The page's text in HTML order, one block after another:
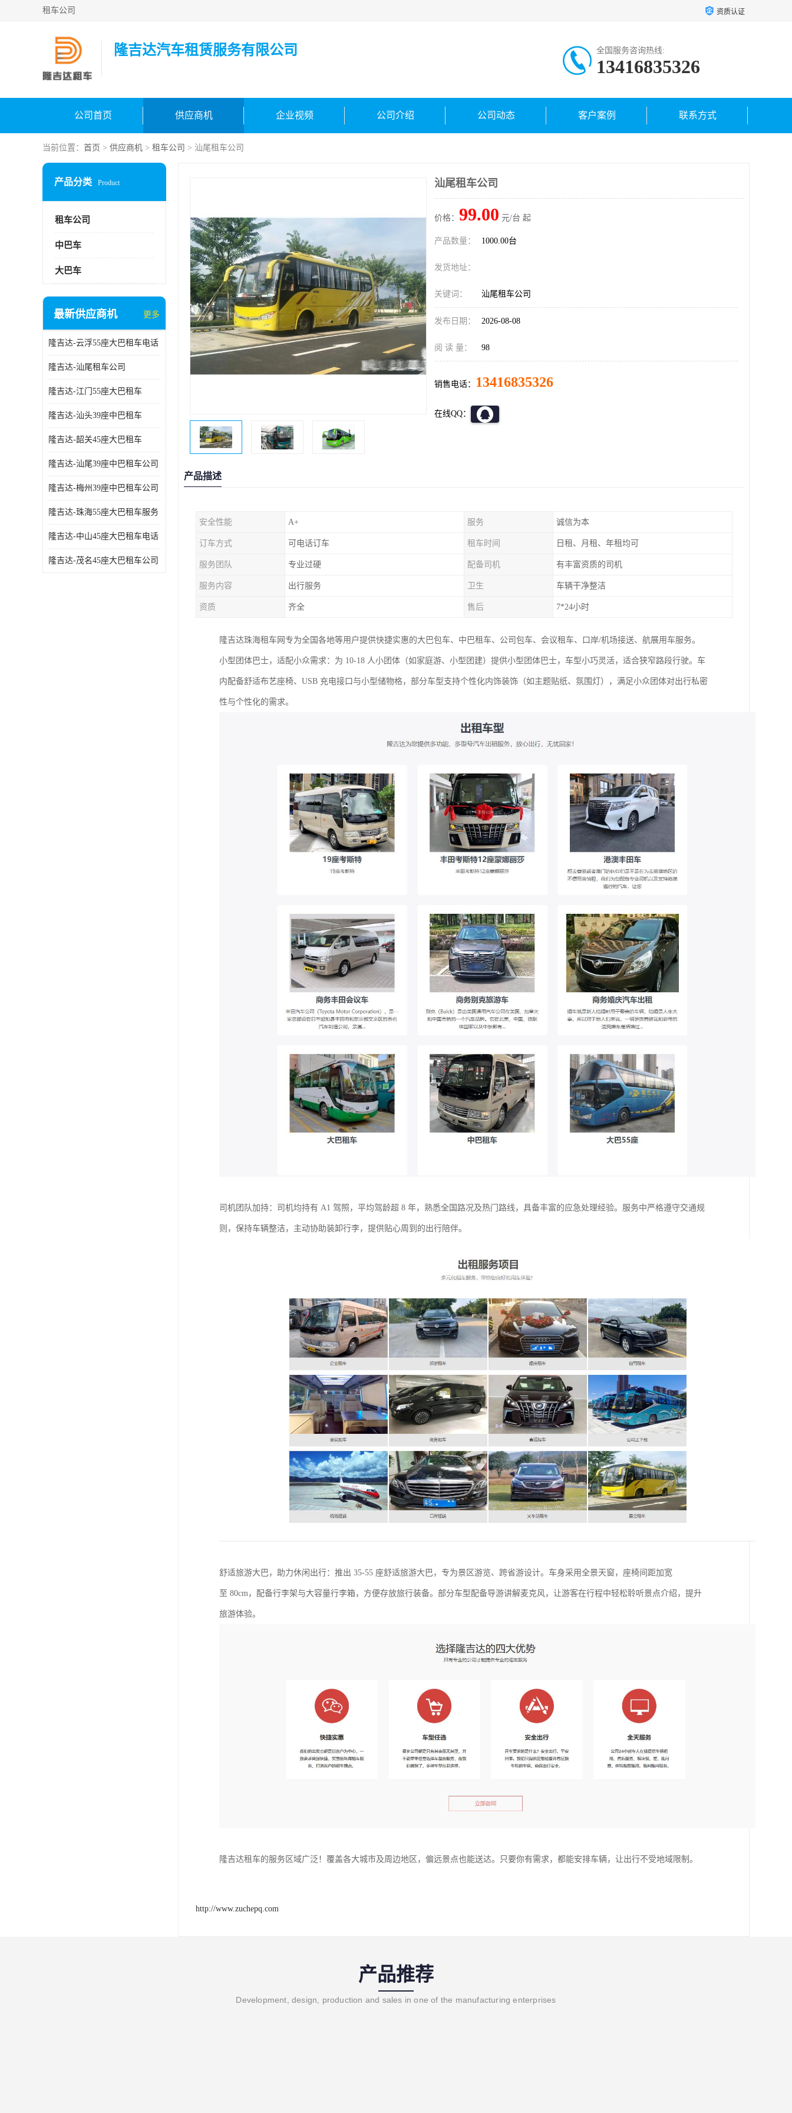
租车公司 资质认证
隆吉达汽车租赁服务有限公司 全国服务咨询热线:
13416835326
公司首页 供应商机 企业视频 公司介绍 公司动态 客户案例 联系方式
当前位置： 首页 > 供应商机 > 租车公司 > 汕尾租车公司
产品分类 Product
租车公司
中巴车
大巴车
最新供应商机 更多
隆吉达-云浮55座大巴租车电话
隆吉达-汕尾租车公司
隆吉达-江门55座大巴租车
隆吉达-汕头39座中巴租车
隆吉达-韶关45座大巴租车
隆吉达-汕尾39座中巴租车公司
隆吉达-梅州39座中巴租车公司
隆吉达-珠海55座大巴租车服务
隆吉达-中山45座大巴租车电话
隆吉达-茂名45座大巴租车公司
汕尾租车公司
价格： 99.00 元/台 起
产品数量： 1000.00台
发货地址：
关键词： 汕尾租车公司
发布日期： 2026-08-08
阅 读 量： 98
销售电话： 13416835326
在线QQ：
产品描述
安全性能 A+ 服务 诚信为本
订车方式 可电话订车 租车时间 日租、月租、年租均可
服务团队 专业过硬 配备司机 有丰富资质的司机
服务内容 出行服务 卫生 车辆干净整洁
资质 齐全 售后 7*24小时
隆吉达珠海租车网专为全国各地等用户提供快捷实惠的大巴包车、中巴租车、公司包车、会议租车、口岸/机场接送、航展用车服务。
小型团体巴士，适配小众需求：为 10-18 人小团体（如家庭游、小型团建）提供小型团体巴士，车型小巧灵活，适合狭窄路段行驶。车
内配备舒适布艺座椅、USB 充电接口与小型储物格，部分车型支持个性化内饰装饰（如主题贴纸、氛围灯），满足小众团体对出行私密
性与个性化的需求。
司机团队加持：司机均持有 A1 驾照，平均驾龄超 8 年，熟悉全国路况及热门路线，具备丰富的应急处理经验。服务中严格遵守交通规
则，保持车辆整洁，主动协助装卸行李，提供贴心周到的出行陪伴。
舒适旅游大巴，助力休闲出行：推出 35-55 座舒适旅游大巴，专为景区游览、跨省游设计。车身采用全景天窗，座椅间距加宽
至 80cm，配备行李架与大容量行李箱，方便存放旅行装备。部分车型配备导游讲解麦克风，让游客在行程中轻松聆听景点介绍，提升
旅游体验。
隆吉达租车的服务区域广泛！覆盖各大城市及周边地区，偏远景点也能送达。只要你有需求，都能安排车辆，让出行不受地域限制。
http://www.zuchepq.com
产品推荐
Development, design, production and sales in one of the manufacturing enterprises